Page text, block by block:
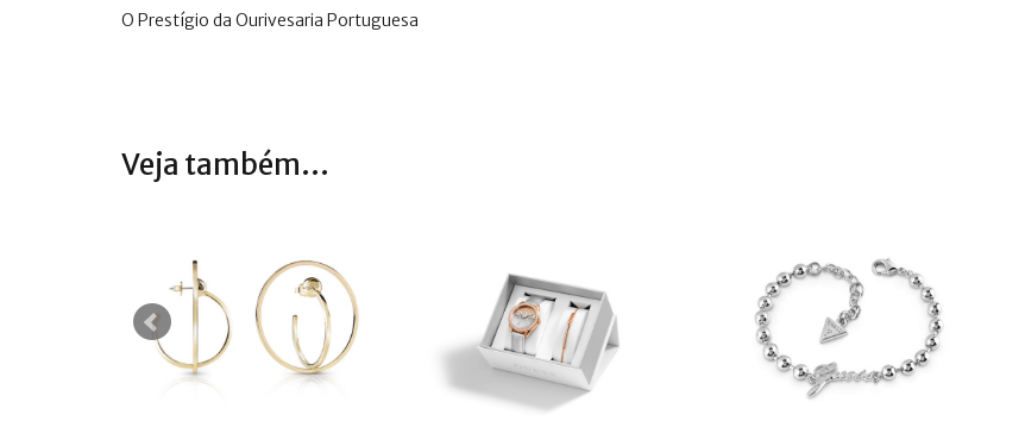
O Prestígio da Ourivesaria Portuguesa
Veja também...